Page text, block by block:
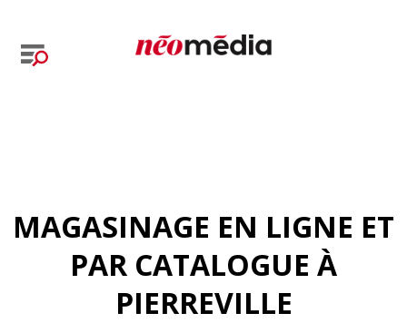
MAGASINAGE EN LIGNE ET
PAR CATALOGUE À
PIERREVILLE